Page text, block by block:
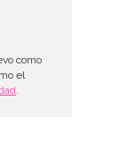
como
el